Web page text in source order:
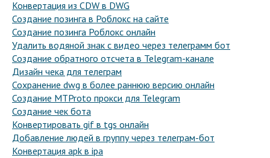
Конвертация из CDW в DWG
Создание позинга в Роблокс на сайте
Создание позинга Роблокс онлайн
Удалить водяной знак с видео через телеграмм бот
Создание обратного отсчета в Telegram-канале
Дизайн чека для телеграм
Сохранение dwg в более раннюю версию онлайн
Создание MTProto прокси для Telegram
Создание чек бота
Конвертировать gif в tgs онлайн
Добавление людей в группу через телеграм-бот
Конвертация apk в ipa